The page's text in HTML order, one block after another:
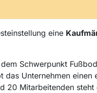
eine
Schwerpunkt
Unternehmen einen
Mitarbeitenden